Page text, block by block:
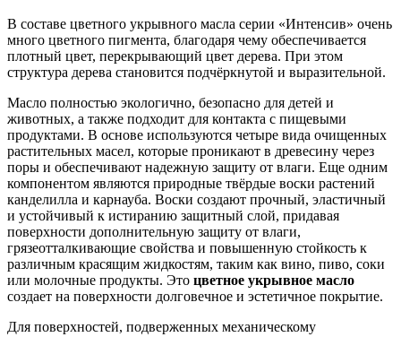
В составе цветного укрывного масла серии «Интенсив» очень
много цветного пигмента, благодаря чему обеспечивается
плотный цвет, перекрывающий цвет дерева. При этом
структура дерева становится подчёркнутой и выразительной.
Масло полностью экологично, безопасно для детей и
животных, а также подходит для контакта с пищевыми
продуктами. В основе используются четыре вида очищенных
растительных масел, которые проникают в древесину через
поры и обеспечивают надежную защиту от влаги. Еще одним
компонентом являются природные твёрдые воски растений
канделилла и карнауба. Воски создают прочный, эластичный
и устойчивый к истиранию защитный слой, придавая
поверхности дополнительную защиту от влаги,
грязеотталкивающие свойства и повышенную стойкость к
различным красящим жидкостям, таким как вино, пиво, соки
или молочные продукты. Это цветное укрывное масло
создает на поверхности долговечное и эстетичное покрытие.
Для поверхностей, подверженных механическому